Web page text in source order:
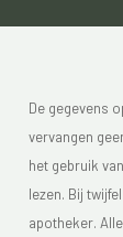
De gegevens
vervangen
het gebruik
lezen. Bij
apotheker.